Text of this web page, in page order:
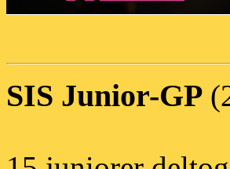
SIS Junior-GP